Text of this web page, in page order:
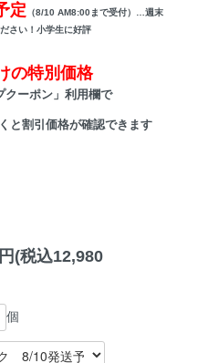
定 （8/10 AM8:00まで受付）…週末
さい！小学生に好評
の特別価格
クーポン」利用欄で
と割引価格が確認できます
(税込12,980
個